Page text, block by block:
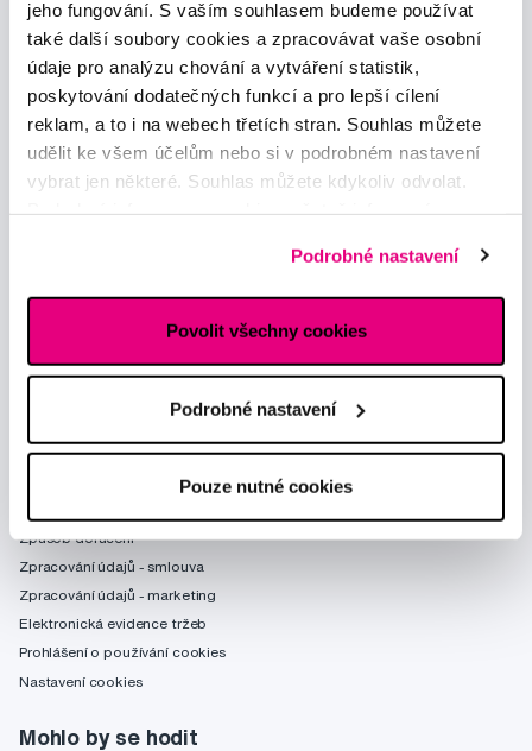
jeho fungování. S vaším souhlasem budeme používat
také další soubory cookies a zpracovávat vaše osobní
údaje pro analýzu chování a vytváření statistik,
poskytování dodatečných funkcí a pro lepší cílení
reklam, a to i na webech třetích stran. Souhlas můžete
udělit ke všem účelům nebo si v podrobném nastavení
vybrat jen některé. Souhlas můžete kdykoliv odvolat.
Podrobné nastavení
Povolit všechny cookies
Podrobné nastavení
Pouze nutné cookies
Způsob doručení
Zpracování údajů - smlouva
Zpracování údajů - marketing
Elektronická evidence tržeb
Prohlášení o používání cookies
Nastavení cookies
Mohlo by se hodit